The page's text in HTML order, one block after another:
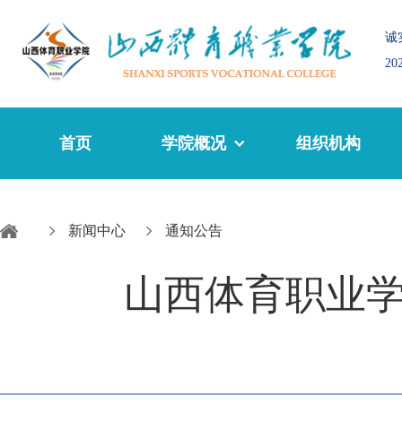
诚
首页 学院概况 组织机构
新闻中心 通知公告
山西体育职业